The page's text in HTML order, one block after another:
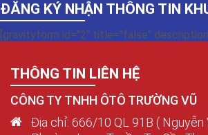
ĐĂNG KÝ NHẬN THÔNG TIN
[gravityform id="2" title="false"
THÔNG TIN LIÊN HỆ
CÔNG TY TNHH ÔTÔ TRƯỜNG VŨ
Địa chỉ: 666/10 QL 91B ( Nguyễn